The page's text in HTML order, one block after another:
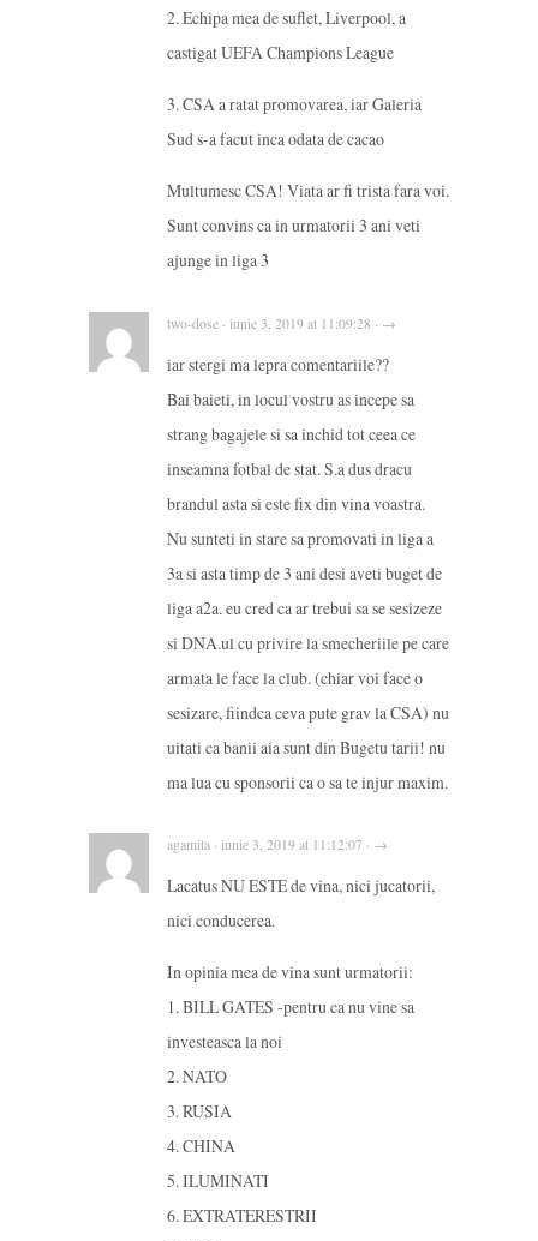
2. Echipa mea de suflet, Liverpool, a
castigat UEFA Champions League
3. CSA a ratat promovarea, iar Galeria
Sud s-a facut inca odata de cacao
Multumesc CSA! Viata ar fi trista fara voi.
Sunt convins ca in urmatorii 3 ani veti
ajunge in liga 3
two-dose · iunie 3, 2019 at 11:09:28 · →
iar stergi ma lepra comentariile??
Bai baieti, in locul vostru as incepe sa
strang bagajele si sa inchid tot ceea ce
inseamna fotbal de stat. S.a dus dracu
brandul asta si este fix din vina voastra.
Nu sunteti in stare sa promovati in liga a
3a si asta timp de 3 ani desi aveti buget de
liga a2a. eu cred ca ar trebui sa se sesizeze
si DNA.ul cu privire la smecheriile pe care
armata le face la club. (chiar voi face o
sesizare, fiindca ceva pute grav la CSA) nu
uitati ca banii aia sunt din Bugetu tarii! nu
ma lua cu sponsorii ca o sa te injur maxim.
agamita · iunie 3, 2019 at 11:12:07 · →
Lacatus NU ESTE de vina, nici jucatorii,
nici conducerea.
In opinia mea de vina sunt urmatorii:
1. BILL GATES -pentru ca nu vine sa
investeasca la noi
2. NATO
3. RUSIA
4. CHINA
5. ILUMINATI
6. EXTRATERESTRII